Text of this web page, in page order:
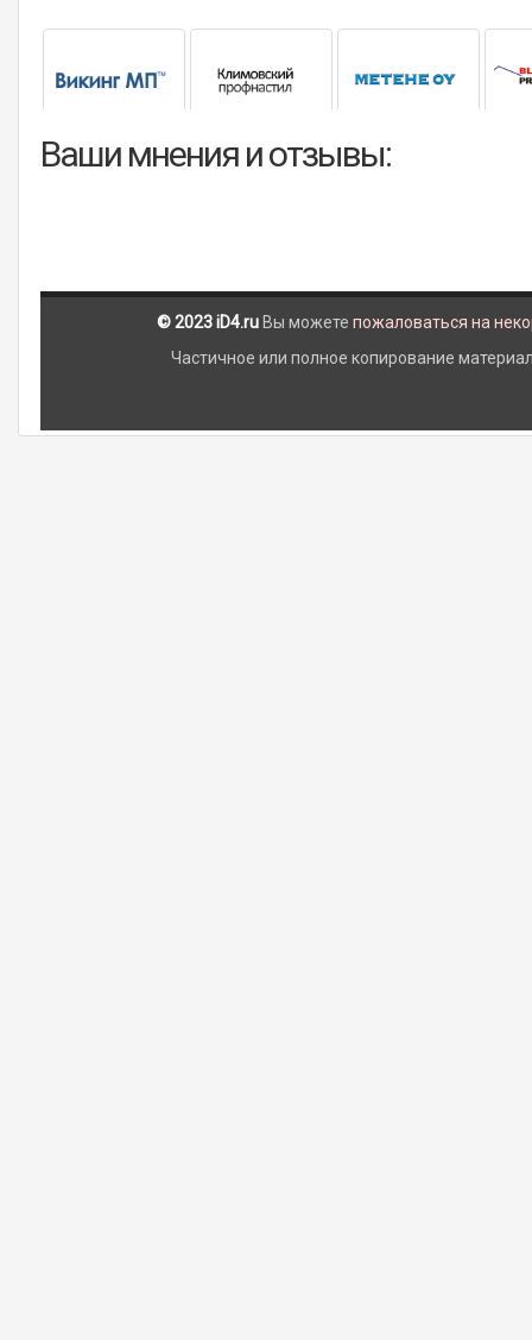
Ваши мнения и отзывы:
© 2023 iD4.ru Вы можете пожаловаться на
Частичное или полное копирование